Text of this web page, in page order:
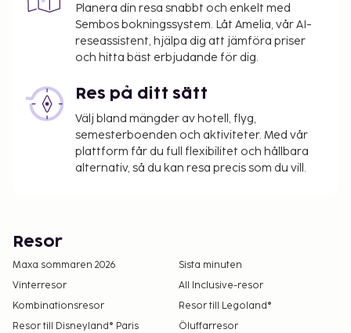
Planera din resa snabbt och enkelt med
Sembos bokningssystem. Låt Amelia, vår AI-
reseassistent, hjälpa dig att jämföra priser
och hitta bäst erbjudande för dig.
Res på ditt sätt
Välj bland mängder av hotell, flyg,
semesterboenden och aktiviteter. Med vår
plattform får du full flexibilitet och hållbara
alternativ, så du kan resa precis som du vill.
Resor
Maxa sommaren 2026
Sista minuten
Vinterresor
All Inclusive-resor
Kombinationsresor
Resor till Legoland®
Resor till Disneyland® Paris
Öluffarresor